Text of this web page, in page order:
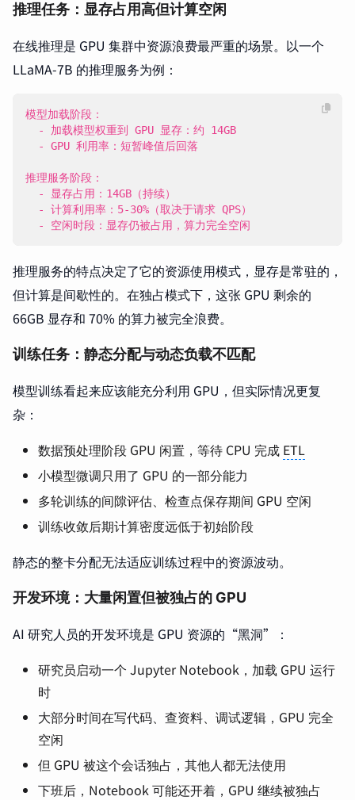
推理任务：显存占用高但计算空闲
在线推理是 GPU 集群中资源浪费最严重的场景。以一个
LLaMA-7B 的推理服务为例：
  - 空闲时段：显存仍被占用，算力完全空闲
推理服务的特点决定了它的资源使用模式，显存是常驻的，
但计算是间歇性的。在独占模式下，这张 GPU 剩余的
66GB 显存和 70% 的算力被完全浪费。
训练任务：静态分配与动态负载不匹配
模型训练看起来应该能充分利用 GPU，但实际情况更复
杂：
数据预处理阶段 GPU 闲置，等待 CPU 完成 ETL
小模型微调只用了 GPU 的一部分能力
多轮训练的间隙评估、检查点保存期间 GPU 空闲
训练收敛后期计算密度远低于初始阶段
静态的整卡分配无法适应训练过程中的资源波动。
开发环境：大量闲置但被独占的 GPU
AI 研究人员的开发环境是 GPU 资源的“黑洞”：
研究员启动一个 Jupyter Notebook，加载 GPU 运行
时
大部分时间在写代码、查资料、调试逻辑，GPU 完全
空闲
但 GPU 被这个会话独占，其他人都无法使用
下班后，Notebook 可能还开着，GPU 继续被独占